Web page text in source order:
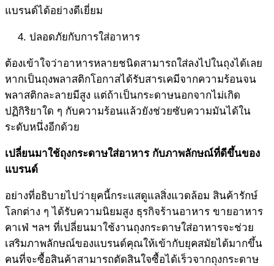
แบรนด์ได้อย่างดีเยี่ยม
ปลอดภัยกับการใส่อาหาร
ต้องเข้าใจว่าอาหารหลายชนิดสามารถใส่ลงไปในถุงได้เลย
หากเป็นถุงพลาสติกโอกาสได้รับสารเคมีจากความร้อนจน
พลาสติกละลายมีสูง แต่ถ้าเป็นกระดาษนอกจากไม่เกิด
ปฏิกิริยาใด ๆ กับความร้อนแล้วยังช่วยซับความมันได้ใน
ระดับหนึ่งอีกด้วย
เปลี่ยนมาใช้ถุงกระดาษใส่อาหารกับภาพลักษณ์ที่ดีขึ้นของ
แบรนด์
อย่างที่อธิบายไปว่ายุคนี้กระแสดูแลสิ่งแวดล้อม สินค้ารักษ์
โลกต่าง ๆ ได้รับความนิยมสูง ธุรกิจร้านอาหาร ขายอาหาร
คาเฟ่ ฯลฯ ที่เปลี่ยนมาใช้งานถุงกระดาษใส่อาหารจะช่วย
เสริมภาพลักษณ์ของแบรนด์คุณให้เข้ากับยุคสมัยได้มากขึ้น
คนที่จะซื้อสินค้าสามารถตัดสินใจซื้อได้เร็วจากถุงกระดาษ